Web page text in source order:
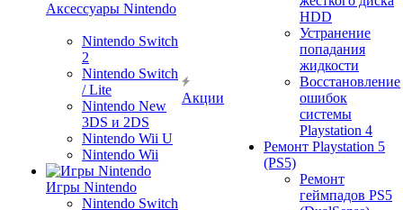
Аксессуары Nintendo
Nintendo Switch
2
Nintendo Switch
/ Lite
Nintendo New
3DS и 2DS
Nintendo Wii U
Nintendo Wii
Игры Nintendo
Nintendo Switch
Акции
HDD
Устранение
попадания
жидкости
Восстановление
ошибок
системы
Playstation 4
Ремонт Playstation 5
(PS5)
Ремонт
геймпадов PS5